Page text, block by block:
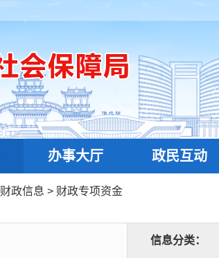
办事大厅 政民互动
财政信息 > 财政专项资金
信息分类：